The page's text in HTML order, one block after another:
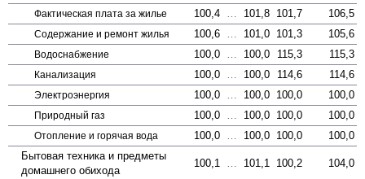
Фактическая плата за жилье 100,4 101,8 101,7 106,5
Содержание и ремонт жилья 100,6 101,0 101,3 105,6
Водоснабжение 100,0 100,0 115,3 115,3
Канализация 100,0 100,0 114,6 114,6
Электроэнергия 100,0 100,0 100,0 100,0
Природный газ 100,0 100,0 100,0 100,0
Отопление и горячая вода 100,0 100,0 100,0
100,0
Бытовая техника и предметы
домашнего обихода
100,1 101,1 100,2 104,0